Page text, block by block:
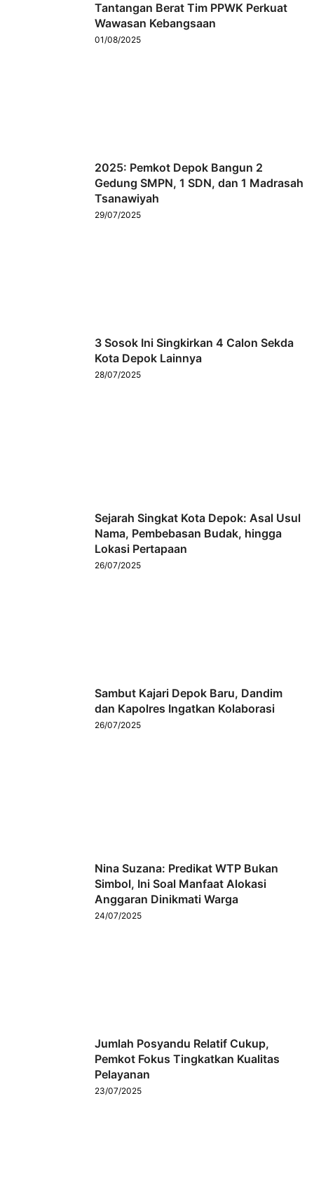
Tantangan Berat Tim PPWK Perkuat
Wawasan Kebangsaan
01/08/2025
2025: Pemkot Depok Bangun 2
Gedung SMPN, 1 SDN, dan 1 Madrasah
Tsanawiyah
29/07/2025
3 Sosok Ini Singkirkan 4 Calon Sekda
Kota Depok Lainnya
28/07/2025
Sejarah Singkat Kota Depok: Asal Usul
Nama, Pembebasan Budak, hingga
Lokasi Pertapaan
26/07/2025
Sambut Kajari Depok Baru, Dandim
dan Kapolres Ingatkan Kolaborasi
26/07/2025
Nina Suzana: Predikat WTP Bukan
Simbol, Ini Soal Manfaat Alokasi
Anggaran Dinikmati Warga
24/07/2025
Jumlah Posyandu Relatif Cukup,
Pemkot Fokus Tingkatkan Kualitas
Pelayanan
23/07/2025